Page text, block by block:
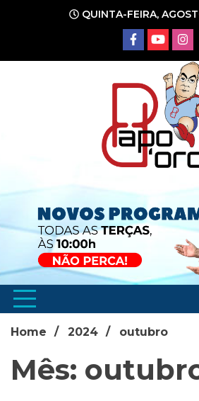
conteúdo
QUINTA-FEIRA,
Home 2024 outubro
Mês: